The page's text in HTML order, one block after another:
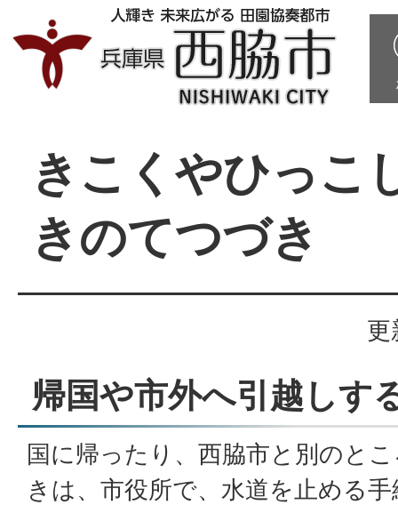
きこくやひっこ
きのてつづき
更
帰国や市外へ引越しす
国に帰ったり、西脇市と別のと
きは、市役所で、水道を止める